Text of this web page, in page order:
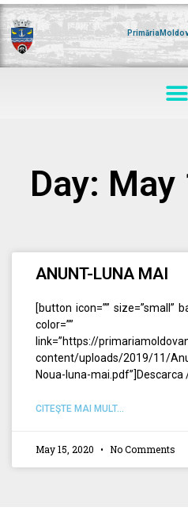
Skip
to
content
Day:
ANUNT-LUNA MAI
[button icon=”” size=”small”
color=””
link=”https://
content/uploads/2019/11/
Noua-luna-
CITEŞTE MAI MULT...
May 15, 2020 No Comments